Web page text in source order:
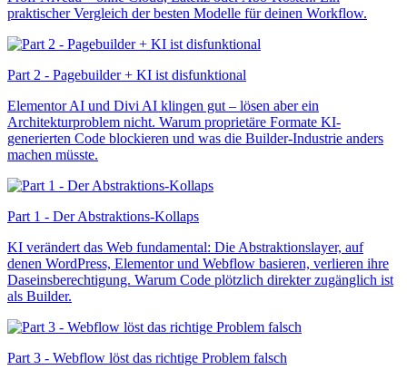
praktischer Vergleich der besten Modelle für deinen Workflow.
Part 2 - Pagebuilder + KI ist disfunktional
Elementor AI und Divi AI klingen gut – lösen aber ein
Architekturproblem nicht. Warum proprietäre Formate KI-
generierten Code blockieren und was die Builder-Industrie anders
machen müsste.
Part 1 - Der Abstraktions-Kollaps
KI verändert das Web fundamental: Die Abstraktionslayer, auf
denen WordPress, Elementor und Webflow basieren, verlieren ihre
Daseinsberechtigung. Warum Code plötzlich direkter zugänglich ist
als Builder.
Part 3 - Webflow löst das richtige Problem falsch